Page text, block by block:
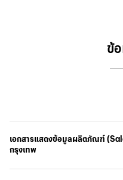
ข้
เอกสารแสดงข้อมูลผลิตภัณฑ์
กรุงเทพ